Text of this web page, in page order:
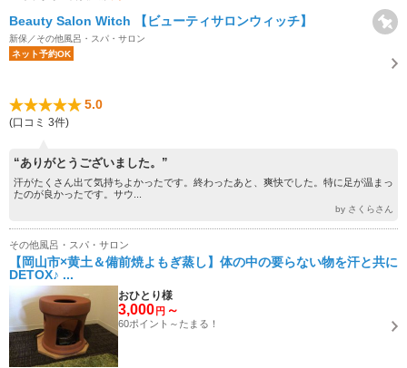
Beauty Salon Witch 【ビューティサロンウィッチ】
新保／その他風呂・スパ・サロン
ネット予約OK
5.0
(口コミ 3件)
“ありがとうございました。”
汗がたくさん出て気持ちよかったです。終わったあと、爽快でした。特に足が温まっ
たのが良かったです。サウ...
by さくらさん
その他風呂・スパ・サロン
【岡山市×黄土＆備前焼よもぎ蒸し】体の中の要らない物を汗と共に
DETOX♪ ...
おひとり様
3,000 円 ～
60ポイント～たまる！